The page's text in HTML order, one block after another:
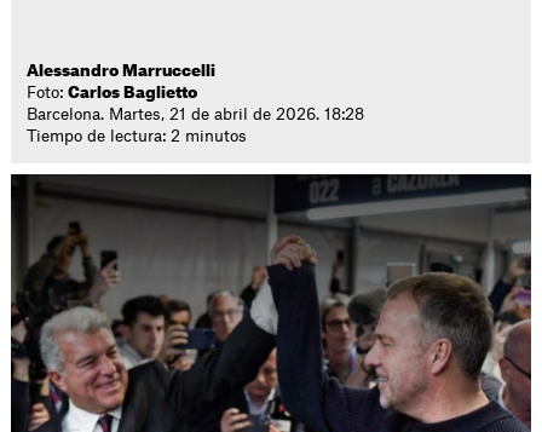
Alessandro Marruccelli
Foto:Carlos Baglietto
Barcelona. Martes, 21 de abril de 2026. 18:28
Tiempo de lectura: 2 minutos